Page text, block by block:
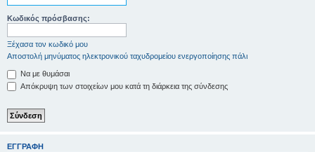
Κωδικός πρόσβασης:
Ξέχασα τον κωδικό μου
Αποστολή μηνύματος ηλεκτρονικού ταχυδρομείου ενεργοποίησης πάλι
Να με θυμάσαι
Απόκρυψη των στοιχείων μου κατά τη διάρκεια της σύνδεσης
ΕΓΓΡΑΦΉ